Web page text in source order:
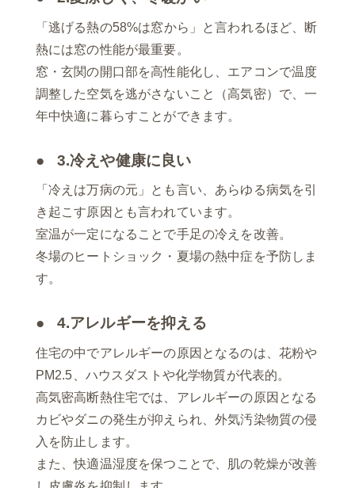
「逃げる熱の58%は窓から」と言われるほど、断
熱には窓の性能が最重要。
窓・玄関の開口部を高性能化し、エアコンで温度
調整した空気を逃がさないこと（高気密）で、一
年中快適に暮らすことができます。
3.冷えや健康に良い
「冷えは万病の元」とも言い、あらゆる病気を引
き起こす原因とも言われています。
室温が一定になることで手足の冷えを改善。
冬場のヒートショック・夏場の熱中症を予防しま
す。
4.アレルギーを抑える
住宅の中でアレルギーの原因となるのは、花粉や
PM2.5、ハウスダストや化学物質が代表的。
高気密高断熱住宅では、アレルギーの原因となる
カビやダニの発生が抑えられ、外気汚染物質の侵
入を防止します。
また、快適温湿度を保つことで、肌の乾燥が改善